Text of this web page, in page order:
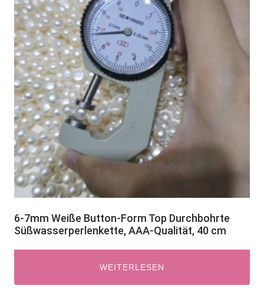
6-7mm Weiße Button-Form Top Durchbohrte
Süßwasserperlenkette, AAA-Qualität, 40 cm
WEITERLESEN